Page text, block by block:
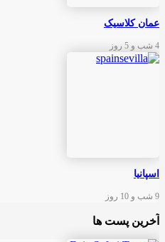
عمان کلاسیک
4 شب و 5 روز
اسپانیا
9 شب و 10 روز
آخرین پست ها